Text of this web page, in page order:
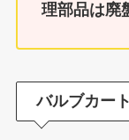
理部品は廃
バルブカー